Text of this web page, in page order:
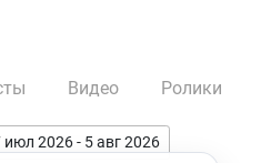
Видео Ролики
2026 - 5 авг 2026